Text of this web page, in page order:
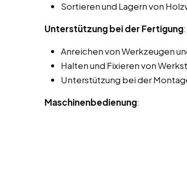
Sortieren und Lagern von
Unterstützung bei der Fertigung:
Anreichen von Werkzeugen
Halten und Fixieren von
Unterstützung bei der
Maschinenbedienung: